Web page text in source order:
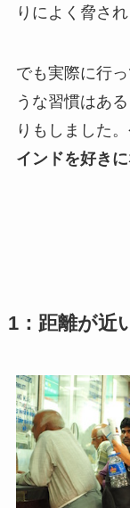
りによく脅され
でも実際に行
うな習慣はあ
りもしました
インドを好き
1：距離が近